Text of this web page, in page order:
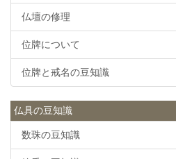
仏壇の修理
位牌について
位牌と戒名の豆知識
仏具の豆知識
数珠の豆知識